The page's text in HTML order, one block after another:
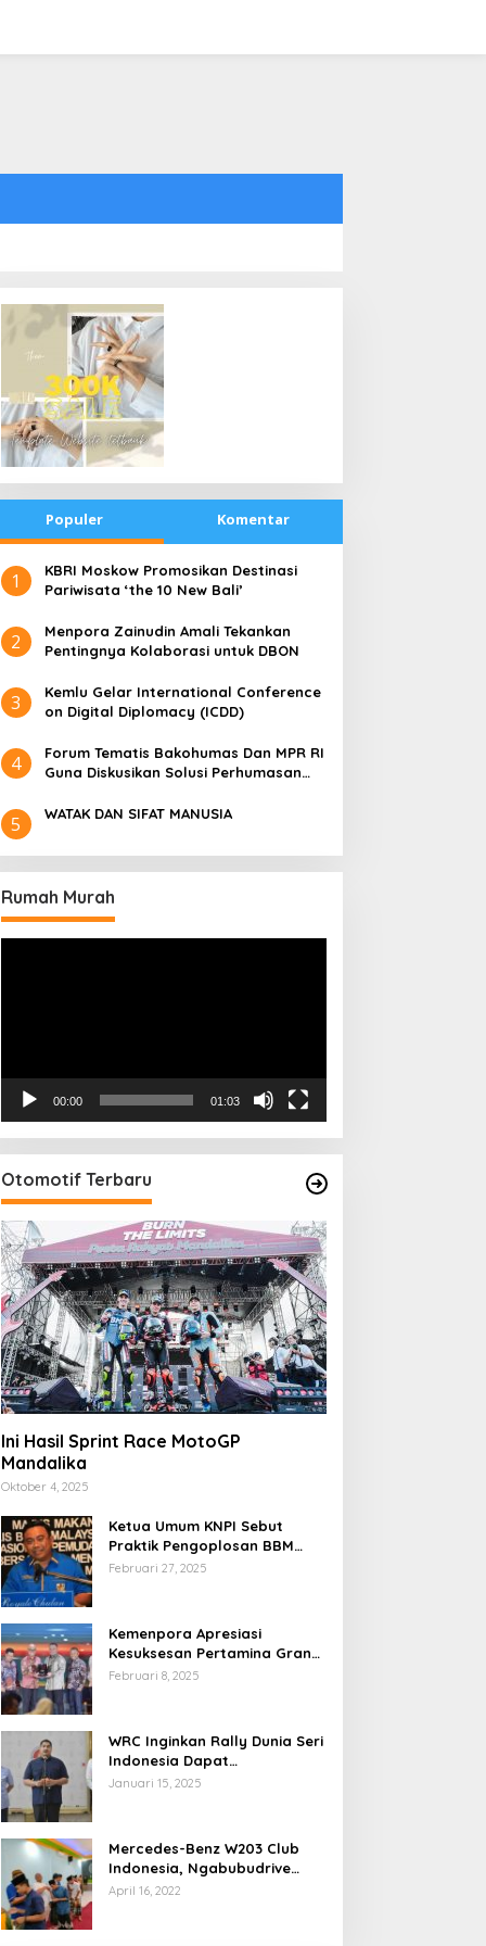
Populer Komentar
1
​KBRI Moskow Promosikan Destinasi
Pariwisata ‘the 10 New Bali’
2
​Menpora Zainudin Amali Tekankan
Pentingnya Kolaborasi untuk DBON
3
​Kemlu Gelar International Conference
on Digital Diplomacy (ICDD)
4
Forum Tematis Bakohumas Dan MPR RI
Guna Diskusikan Solusi Perhumasan
Masing
5 WATAK DAN SIFAT MANUSIA
Rumah Murah
00:00 01:03
Otomotif Terbaru
Ini Hasil Sprint Race MotoGP
Mandalika
Oktober 4, 2025
Ketua Umum KNPI Sebut
Praktik Pengoplosan BBM
Cederai Kepercayaan
Februari 27, 2025
Kemenpora Apresiasi
Kesuksesan Pertamina Grand
Prix of Indonesia 2024
Februari 8, 2025
WRC Inginkan Rally Dunia Seri
Indonesia Dapat
Terselenggara 2026
Januari 15, 2025
Mercedes-Benz W203 Club
Indonesia, Ngabubudrive
Ramadhan 2022
April 16, 2022